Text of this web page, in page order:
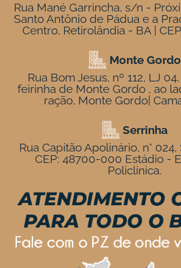
Rua Mané Garrincha, s/n -
Santo Antônio de Pádua e a
Centro, Retirolândia - BA |
Monte Gordo
Rua Bom Jesus, nº 112, LJ
feirinha de Monte Gordo , ao
ração, Monte Gordo|
Serrinha
Rua Capitão Apolinário, n° 024,
CEP: 48700-000 Estádio -
Policlínica.